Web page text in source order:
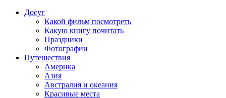
Досуг
Какой фильм посмотреть
Какую книгу почитать
Праздники
Фотографии
Путешествия
Америка
Азия
Австралия и океания
Красивые места